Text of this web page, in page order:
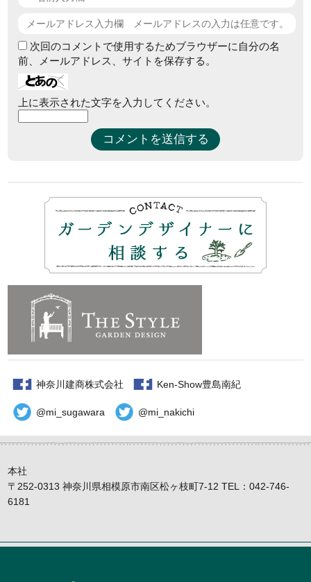
次回のコメントで使用するためブラウザーに自分の名
前、メールアドレス、サイトを保存する。
上に表示された文字を入力してください。
神奈川建商株式会社 Ken-Show豊島南紀
@mi_sugawara @mi_nakichi
本社
〒252-0313 神奈川県相模原市南区松ヶ枝町7-12 TEL：042-746-
6181